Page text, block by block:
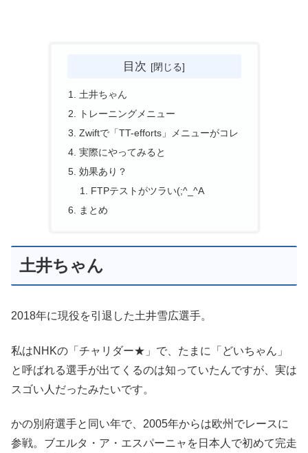
目次
土井ちゃん
トレーニングメニュー
Zwiftで「TT-efforts」メニューがコレ
実際にやってみると
効果あり？
FTPテストがツラい(;^_^A
まとめ
土井ちゃん
2018年に現役を引退した土井雪広選手。
私はNHKの「チャリダー★」で、たまに「どいちゃん」
と呼ばれる選手が出てくるのは知っていたんですが、実は
スゴい人だったみたいです。
かの別府選手と同い年で、2005年からは欧州でレースに
参戦。ブエルタ・ア・エスパーニャを日本人で初めて完走